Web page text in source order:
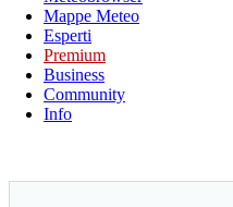
Mappe Meteo
Esperti
Premium
Business
Community
Info